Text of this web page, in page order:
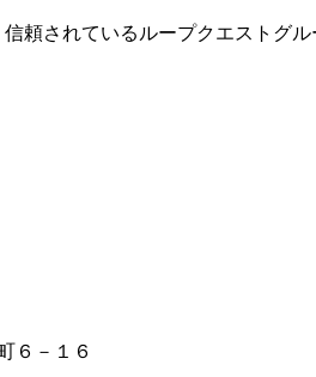
頼されているループクエストグ
６－１６